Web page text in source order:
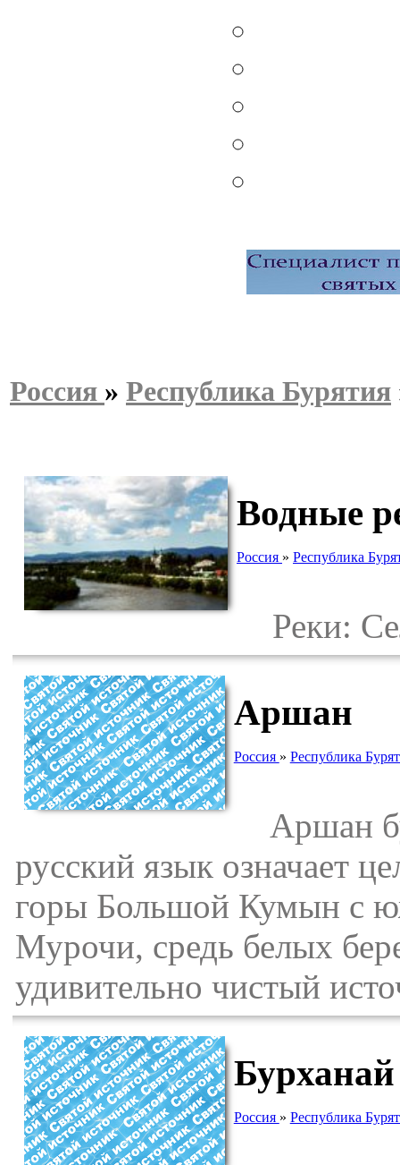
Россия » Республика Бурятия
Водные
Россия » Республика
Реки:
Аршан
Россия » Республика
Аршан
русский язык означает
горы Большой Кумын с
Мурочи, средь белых
удивительно чистый
Бурханай
Россия » Республика